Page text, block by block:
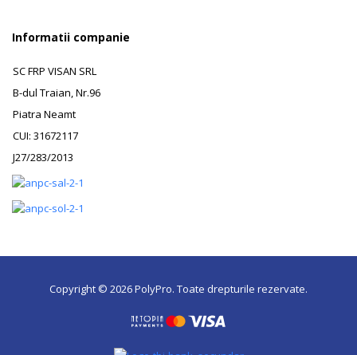
Informatii companie
SC FRP VISAN SRL
B-dul Traian, Nr.96
Piatra Neamt
CUI: 31672117
J27/283/2013
Copyright © 2026 PolyPro. Toate drepturile rezervate.